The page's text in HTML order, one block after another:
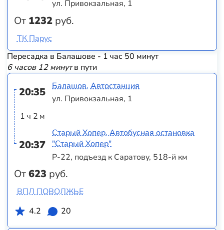
От 1232 руб.
ул. Привокзальная, 1
ТК Парус
Пересадка в Балашове - 1 час 50 минут
6 часов 12 минутв пути
20:35
1 ч 2 м
20:37
От623 руб.
Балашов, Автостанция
ул. Привокзальная, 1
Старый Хопер, Автобусная остановка
"Старый Хопер"
Р-22, подъезд к Саратову, 518-й км
ВПЛ ПОВОЛЖЬЕ
4.2
20